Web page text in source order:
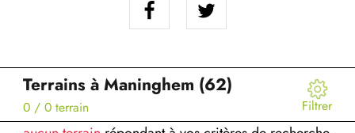
Terrains à Maninghem (62)
0 / 0 terrain Filtrer